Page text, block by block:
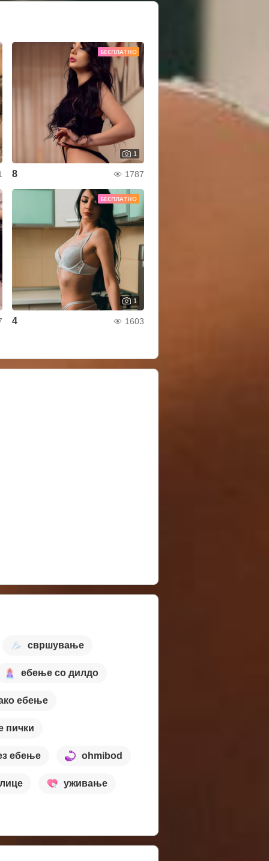
БЕСПЛАТНО
1
8 1787
БЕСПЛАТНО
1
4 1603
свршување
ебење со дилдо
ебење
пички
ебење ohmibod
уживање